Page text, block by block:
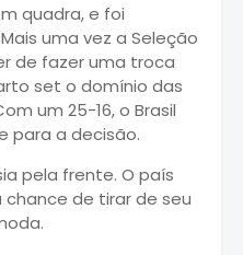
quadra, e foi
uma vez a Seleção
de fazer uma troca
set o domínio das
um 25-16, o Brasil
para a decisão.
pela frente. O país
de tirar de seu